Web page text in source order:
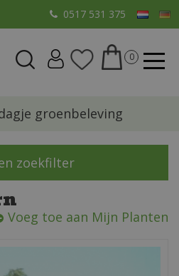
0517 531 375
groenbeleving
zoekfilter
Voeg toe aan Mijn Planten